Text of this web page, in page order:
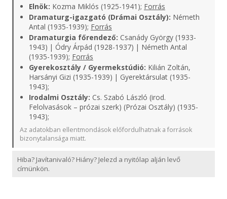
Elnök: Kozma Miklós (1925-1941); Forrás
Dramaturg-igazgató (Drámai Osztály): Németh
Antal (1935-1939); Forrás
Dramaturgia főrendező: Csanády György (1933-
1943) | Ódry Árpád (1928-1937) | Németh Antal
(1935-1939); Forrás
Gyerekosztály / Gyermekstúdió: Kilián Zoltán,
Harsányi Gizi (1935-1939) | Gyerektársulat (1935-
1943);
Irodalmi Osztály: Cs. Szabó László (irod.
Felolvasások – prózai szerk) (Prózai Osztály) (1935-
1943);
Az adatokban ellentmondások előfordulhatnak a források
bizonytalansága miatt.
Hiba? Javítanivaló? Hiány? Jelezd a nyitólap alján levő
címünkön.